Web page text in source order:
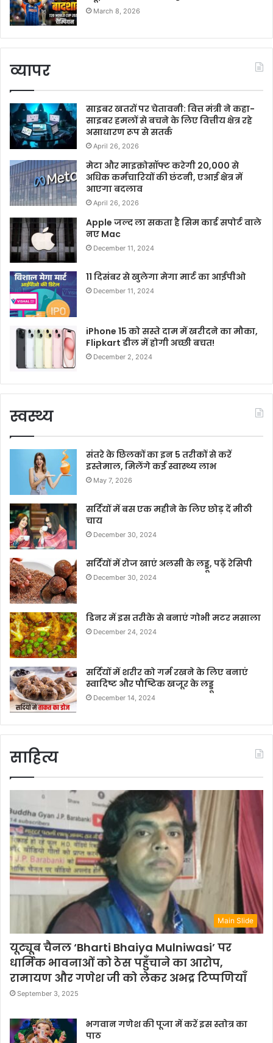
March 8, 2026
व्यापर
साइबर खतरों पर चेतावनी: वित्त मंत्री ने कहा-
साइबर हमलों से बचने के लिए वित्तीय क्षेत्र रहे
असाधारण रूप से सतर्क
April 26, 2026
मेटा और माइक्रोसॉफ्ट करेगी 20,000 से
अधिक कर्मचारियों की छंटनी, एआई क्षेत्र में
आएगा बदलाव
April 26, 2026
Apple जल्द ला सकता है सिम कार्ड सपोर्ट वाले
नए Mac
December 11, 2024
11 दिसंबर से खुलेगा मेगा मार्ट का आईपीओ
December 11, 2024
iPhone 15 को सस्ते दाम में खरीदने का मौका,
Flipkart डील में होगी अच्छी बचत!
December 2, 2024
स्वस्थ्य
संतरे के छिलकों का इन 5 तरीकों से करें
इस्तेमाल, मिलेंगे कई स्वास्थ्य लाभ
May 7, 2026
सर्दियों में बस एक महीने के लिए छोड़ दें मीठी
चाय
December 30, 2024
सर्दियों में रोज खाएं अलसी के लड्डू, पढ़ें रेसिपी
December 30, 2024
डिनर में इस तरीके से बनाएं गोभी मटर मसाला
December 24, 2024
सर्दियों में शरीर को गर्म रखने के लिए बनाएं
स्वादिष्ट और पौष्टिक खजूर के लड्डू
December 14, 2024
साहित्य
Main Slide
यूट्यूब चैनल ‘Bharti Bhaiya Mulniwasi’ पर
धार्मिक भावनाओं को ठेस पहुँचाने का आरोप,
रामायण और गणेश जी को लेकर अभद्र टिप्पणियाँ
September 3, 2025
भगवान गणेश की पूजा में करें इस स्तोत्र का
पाठ